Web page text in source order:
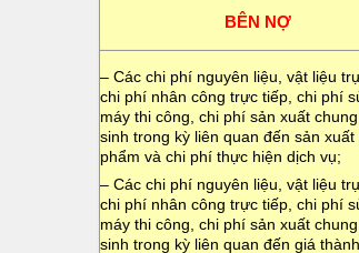
BÊN NỢ
– Các chi phí nguyên liệu, vật liệu
chi phí nhân công trực tiếp, chi phí
máy thi công, chi phí sản xuất
sinh trong kỳ liên quan đến sản xuất
phẩm và chi phí thực hiện dịch vụ;
– Các chi phí nguyên liệu, vật liệu
chi phí nhân công trực tiếp, chi phí
máy thi công, chi phí sản xuất
sinh trong kỳ liên quan đến giá